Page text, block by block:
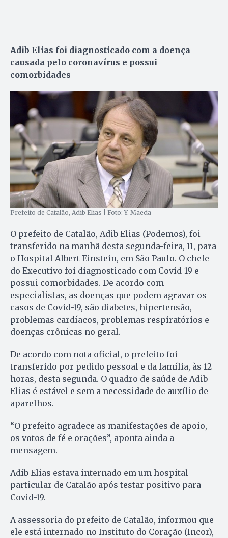
Adib Elias foi diagnosticado com a doença
causada pelo coronavírus e possui
comorbidades
Prefeito de Catalão, Adib Elias | Foto: Y. Maeda
O prefeito de Catalão, Adib Elias (Podemos), foi
transferido na manhã desta segunda-feira, 11, para
o Hospital Albert Einstein, em São Paulo. O chefe
do Executivo foi diagnosticado com Covid-19 e
possui comorbidades. De acordo com
especialistas, as doenças que podem agravar os
casos de Covid-19, são diabetes, hipertensão,
problemas cardíacos, problemas respiratórios e
doenças crônicas no geral.
De acordo com nota oficial, o prefeito foi
transferido por pedido pessoal e da família, às 12
horas, desta segunda. O quadro de saúde de Adib
Elias é estável e sem a necessidade de auxílio de
aparelhos.
“O prefeito agradece as manifestações de apoio,
os votos de fé e orações”, aponta ainda a
mensagem.
Adib Elias estava internado em um hospital
particular de Catalão após testar positivo para
Covid-19.
A assessoria do prefeito de Catalão, informou que
ele está internado no Instituto do Coração (Incor),